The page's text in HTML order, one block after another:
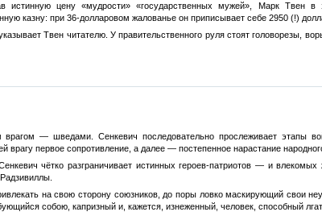
цену «мудрости» «государственных мужей», Марк Твен в
казну: при 36-долларовом жалованье он приписывает себе 2950 (!)
Твен читателю. У правительственного руля стоят головорезы,
— шведами. Сенкевич последовательно прослеживает этапы
первое сопротивление, а далее — постепенное нарастание
чётко разграничивает истинных героев-патриотов — и
на свою сторону союзников, до поры ловко маскирующий свои
собою, капризный и, кажется, изнеженный, человек, способный